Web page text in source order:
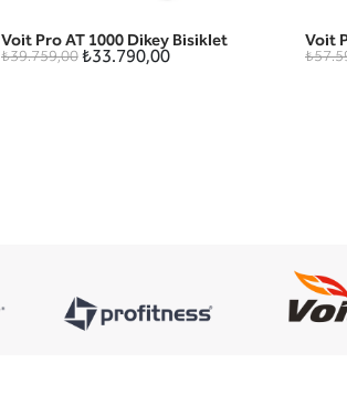
HIZLI GÖRÜNÜM
Voit Pro AT 1000 Dikey Bisiklet
₺39.759,00 ₺33.790,00
Voit